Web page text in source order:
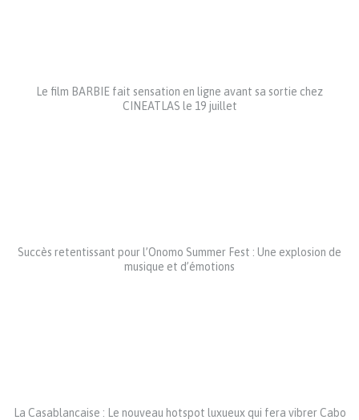
Le film BARBIE fait sensation en ligne avant sa sortie chez
CINEATLAS le 19 juillet
Succès retentissant pour l’Onomo Summer Fest : Une explosion de
musique et d’émotions
La Casablancaise : Le nouveau hotspot luxueux qui fera vibrer Cabo